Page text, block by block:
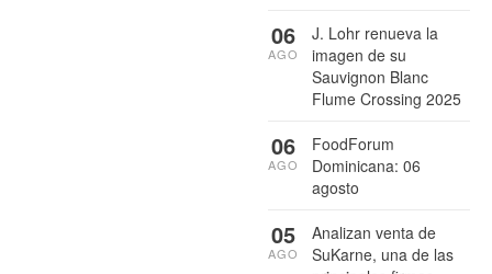
J. Lohr renueva la
imagen de su
Sauvignon Blanc
Flume Crossing 2025
06
AGO
FoodForum
Dominicana: 06
agosto
06
AGO
Analizan venta de
SuKarne, una de las
05
AGO